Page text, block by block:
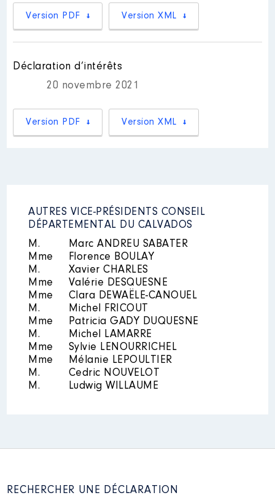
Rémunération ou gratification
:
Année Montant
2020 5 059 €
2022
5 186 € Net
Départementale du Calvados │
de : 04/2015 à 06/2021
Rémunération ou gratification
Année Montant Type
2015 13 006 €
2016
19 567 €
Net
2017
21 663 €
2018
21 258 €
Net
2019
21 107 €
Net
2020
19 104 €
Net
2021
11 194 €
07/2021 à
Version PDF Version XML
Déclaration d’intérêts
20 novembre 2021
Version PDF Version XML
AUTRES VICE-PRÉSIDENTS CONSEIL
DÉPARTEMENTAL DU CALVADOS
M.
Marc ANDREU SABATER
Mme
Florence BOULAY
M.
Xavier CHARLES
Mme
Valérie DESQUESNE
Mme
Clara DEWAËLE-CANOUEL
M.
Michel FRICOUT
Mme
Patricia GADY DUQUESNE
M.
Michel LAMARRE
Mme
Sylvie LENOURRICHEL
Mme
Mélanie LEPOULTIER
M.
Cedric NOUVELOT
M.
Ludwig WILLAUME
RECHERCHER UNE DÉCLARATION